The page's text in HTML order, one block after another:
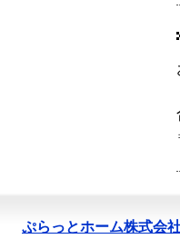
ぷらっとホーム株式会